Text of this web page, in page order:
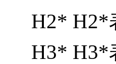
H2* H2*
H3* H3*